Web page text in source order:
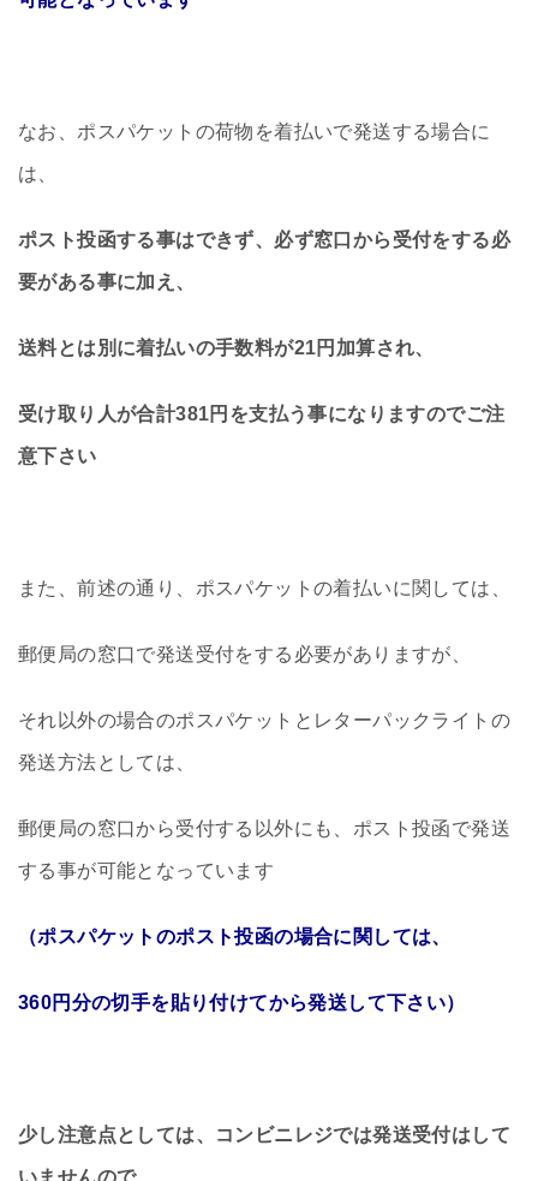
なお、ポスパケットの荷物を着払いで発送する場合に
は、
ポスト投函する事はできず、必ず窓口から受付をする必
要がある事に加え、
送料とは別に着払いの手数料が21円加算され、
受け取り人が合計381円を支払う事になりますのでご注
意下さい
また、前述の通り、ポスパケットの着払いに関しては、
郵便局の窓口で発送受付をする必要がありますが、
それ以外の場合のポスパケットとレターパックライトの
発送方法としては、
郵便局の窓口から受付する以外にも、ポスト投函で発送
する事が可能となっています
（ポスパケットのポスト投函の場合に関しては、
360円分の切手を貼り付けてから発送して下さい）
少し注意点としては、コンビニレジでは発送受付はして